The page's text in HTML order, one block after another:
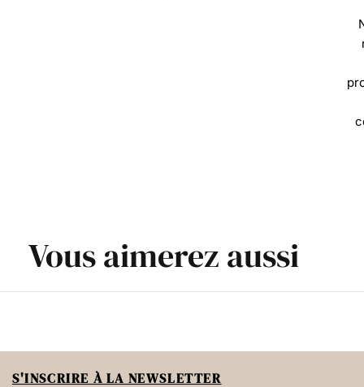
Vous aimerez aussi
S'INSCRIRE À LA NEWSLETTER